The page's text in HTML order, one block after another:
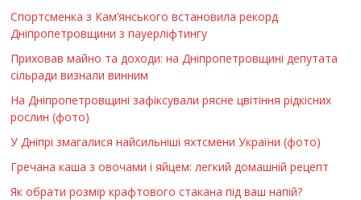
Спортсменка з Кам’янського встановила рекорд
Дніпропетровщини з пауерліфтингу
Приховав майно та доходи: на Дніпропетровщині депутата
сільради визнали винним
На Дніпропетровщині зафіксували рясне цвітіння рідкісних
рослин (фото)
У Дніпрі змагалися найсильніші яхтсмени України (фото)
Гречана каша з овочами і яйцем: легкий домашній рецепт
Як обрати розмір крафтового стакана під ваш напій?